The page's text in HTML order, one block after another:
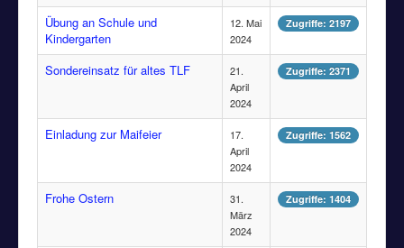
Kontakt
Impressum
Übung an Schule und
Kindergarten
12. Mai
2024
Zugriffe: 2197
Sondereinsatz für altes TLF
21.
April
2024
Zugriffe: 2371
Einladung zur Maifeier
17.
April
2024
Zugriffe: 1562
Frohe Ostern
31.
März
2024
Zugriffe: 1404